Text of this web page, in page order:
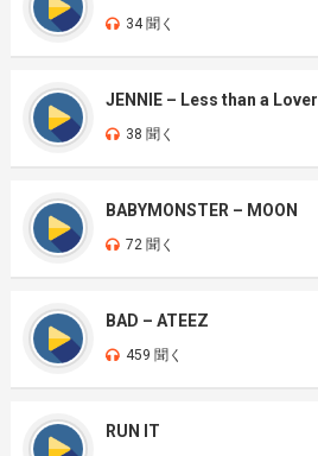
34 聞く
JENNIE – Less than a Lover
38 聞く
BABYMONSTER – MOON
72 聞く
BAD – ATEEZ
459 聞く
RUN IT